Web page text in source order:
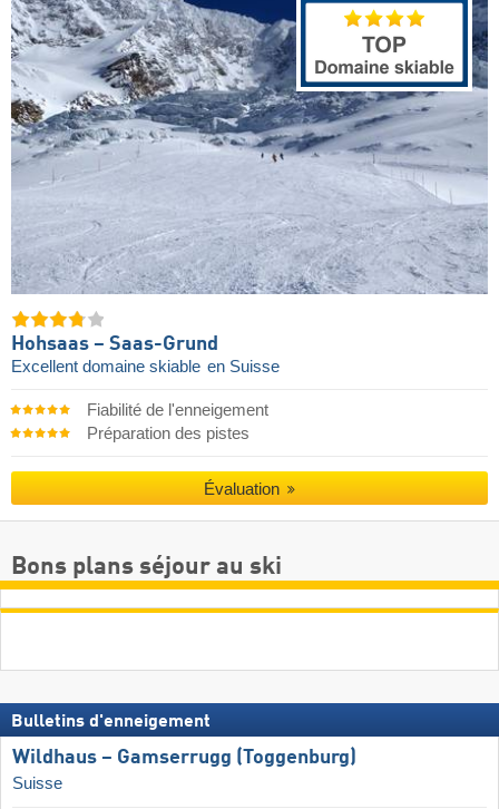
Hohsaas – Saas-Grund
Excellent domaine skiable en Suisse
Fiabilité de l'enneigement
Préparation des pistes
Évaluation
Bons plans séjour au ski
Bulletins d'enneigement
Wildhaus – Gamserrugg (Toggenburg)
Suisse